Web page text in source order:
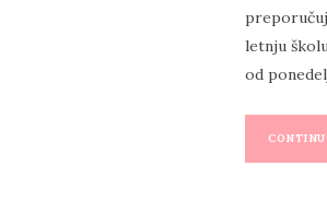
letnju
od